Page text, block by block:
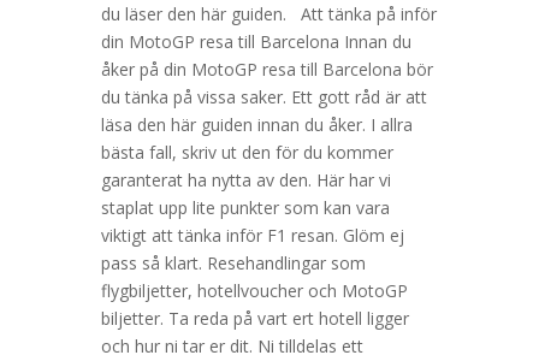
du läser den här guiden. Att tänka på inför
din MotoGP resa till Barcelona Innan du
åker på din MotoGP resa till Barcelona bör
du tänka på vissa saker. Ett gott råd är att
läsa den här guiden innan du åker. I allra
bästa fall, skriv ut den för du kommer
garanterat ha nytta av den. Här har vi
staplat upp lite punkter som kan vara
viktigt att tänka inför F1 resan. Glöm ej
pass så klart. Resehandlingar som
flygbiljetter, hotellvoucher och MotoGP
biljetter. Ta reda på vart ert hotell ligger
och hur ni tar er dit. Ni tilldelas ett